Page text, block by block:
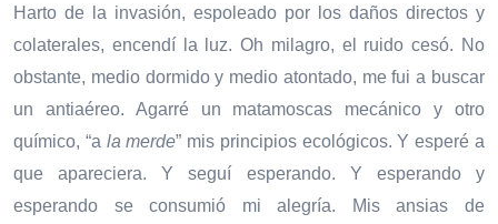
Harto de la invasión, espoleado por los daños directos y
colaterales, encendí la luz. Oh milagro, el ruido cesó. No
obstante, medio dormido y medio atontado, me fui a buscar
un antiaéreo. Agarré un matamoscas mecánico y otro
químico, “a la merde” mis principios ecológicos. Y esperé a
que apareciera. Y seguí esperando. Y esperando y
esperando se consumió mi alegría. Mis ansias de